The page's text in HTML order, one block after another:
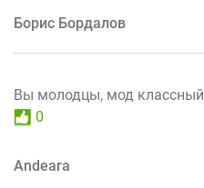
Борис Бордалов
Вы молодцы, мод классный
0
Andearа